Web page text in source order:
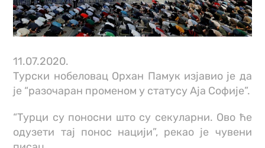
11.07.2020.
Турски нобеловац Орхан Памук изјавио је да
је “разочаран променом у статусу Аја Софије”.
“Турци су поносни што су секуларни. Ово ће
одузети тај понос нацији”, рекао је чувени